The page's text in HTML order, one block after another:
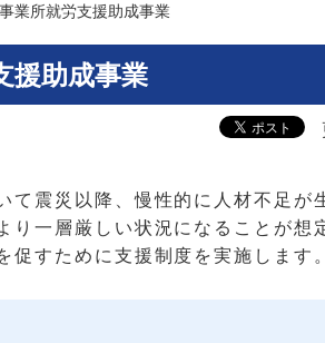
業所就労支援助成事業
援助成事業
て震災以降、慢性的に人材不足が
り一層厳しい状況になることが想
促すために支援制度を実施します。